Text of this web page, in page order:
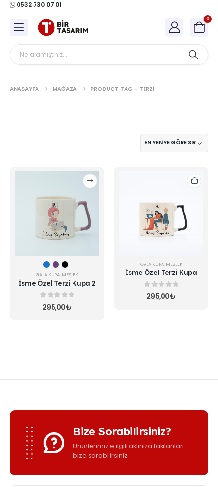
0532 730 07 01
0
ANASAYFA MAĞAZA PRODUCT TAG - TERZI
varyasyonu
Seçenekler
seçilebilir
GALA KUPA, MESLEK
İsme Özel Terzi Kupa 2
05 üzerinden
295,00₺
GALA KUPA, MESLEK
İsme Özel Terzi Kupa
05 üzerinden
295,00₺
Bize Sorabilirsiniz?
Ürünlerimizle ilgili aklınıza takılanları
bize sorabilirsiniz.